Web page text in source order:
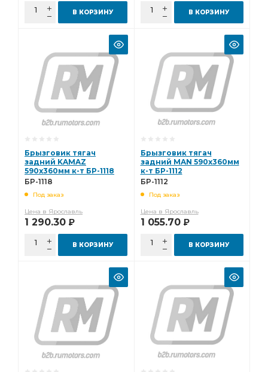
В КОРЗИНУ В КОРЗИНУ
Брызговик тягач
задний KAMAZ
590х360мм к-т БР-1118
БР-1118
Под заказ
Цена в Ярославль
1 290.30 Р
В КОРЗИНУ
Брызговик тягач
задний MAN 590х360мм
к-т БР-1112
БР-1112
Под заказ
Цена в Ярославль
1 055.70 Р
В КОРЗИНУ